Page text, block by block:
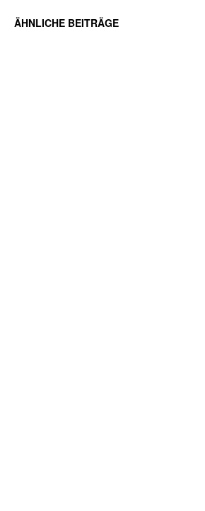
ÄHNLICHE BEITRÄGE